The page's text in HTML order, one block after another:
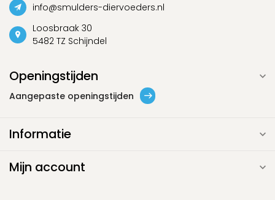
info@smulders-diervoeders.nl
Loosbraak 30
5482 TZ Schijndel
Openingstijden
Aangepaste openingstijden
Informatie
Mijn account